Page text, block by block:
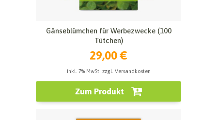
Gänseblümchen für Werbezwecke (100
Tütchen)
29,00 €
inkl. 7% MwSt. zzgl. Versandkosten
Zum Produkt